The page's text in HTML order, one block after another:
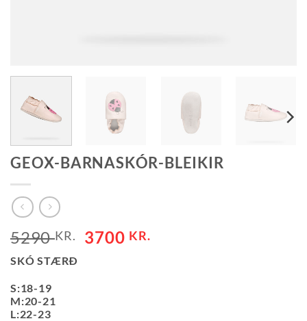
GEOX-BARNASKÓR-BLEIKIR
5290KR.
ORIGINAL
3700 KR.CURRENT
SKÓ STÆRÐ
S:18-19
M:20-21
L:22-23